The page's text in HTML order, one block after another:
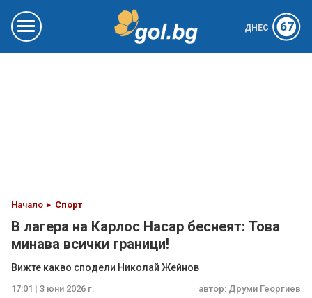
ДНЕС 67
Начало Спорт
В лагера на Карлос Насар беснеят: Това
минава всички граници!
Вижте какво сподели Николай Жейнов
17:01 | 3 юни 2026 г. автор: Друми Георгиев